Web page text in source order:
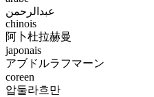
عبدالرحمن
chinois
阿卜杜拉赫曼
japonais
アブドルラフマーン
coreen
압둘라흐만